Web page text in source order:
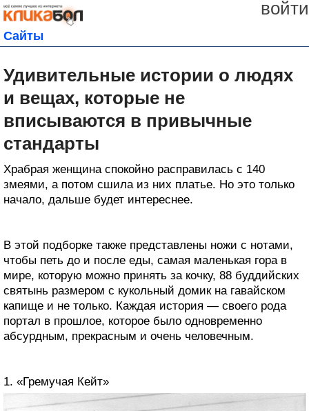
войти
Сайты
Удивительные истории о людях
и вещах, которые не
вписываются в привычные
стандарты
Храбрая женщина спокойно расправилась с 140
змеями, а потом сшила из них платье. Но это только
начало, дальше будет интереснее.
В этой подборке также представлены ножи с нотами,
чтобы петь до и после еды, самая маленькая гора в
мире, которую можно принять за кочку, 88 буддийских
святынь размером с кукольный домик на гавайском
капище и не только. Каждая история — своего рода
портал в прошлое, которое было одновременно
абсурдным, прекрасным и очень человечным.
1. «Гремучая Кейт»